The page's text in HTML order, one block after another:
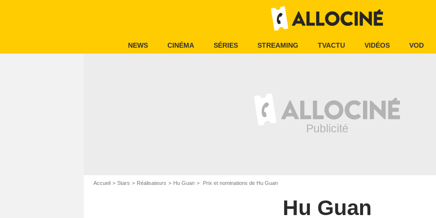
NEWS CINÉMA SÉRIES STREAMING TVACTU VIDÉOS VOD
Accueil Stars Réalisateurs Hu Guan Prix et nominations de Hu Guan
Hu Guan